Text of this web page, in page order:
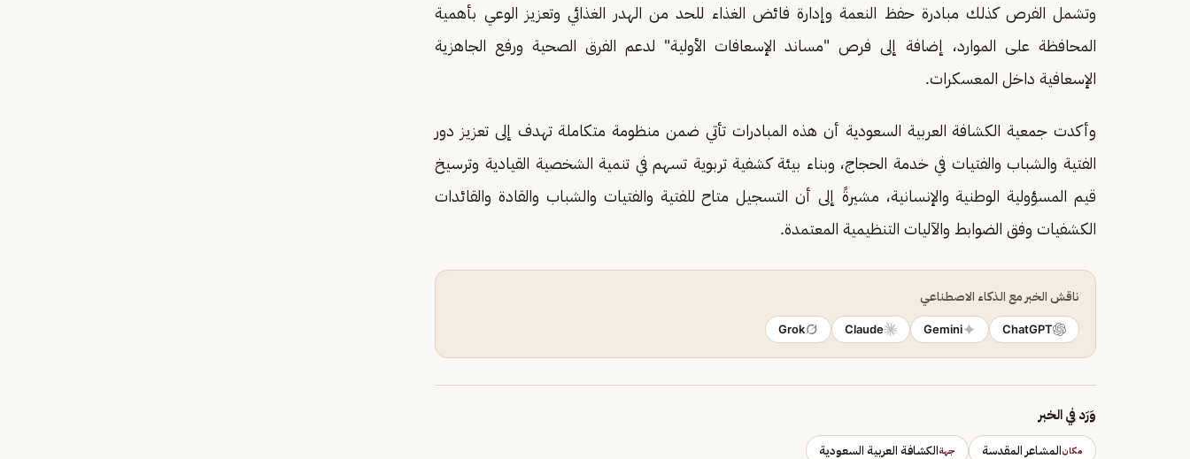
وتشمل الفرص كذلك مبادرة حفظ النعمة وإدارة فائض الغذاء للحد من الهدر الغذائي وتعزيز الوعي بأهمية
المحافظة على الموارد، إضافة إلى فرص "مساند الإسعافات الأولية" لدعم الفرق الصحية ورفع الجاهزية
الإسعافية داخل المعسكرات.
وأكدت جمعية الكشافة العربية السعودية أن هذه المبادرات تأتي ضمن منظومة متكاملة تهدف إلى تعزيز دور
الفتية والشباب والفتيات في خدمة الحجاج، وبناء بيئة كشفية تربوية تسهم في تنمية الشخصية القيادية وترسيخ
قيم المسؤولية الوطنية والإنسانية، مشيرةً إلى أن التسجيل متاح للفتية والفتيات والشباب والقادة والقائدات
الكشفيات وفق الضوابط والآليات التنظيمية المعتمدة.
ناقش الخبر مع الذكاء الاصطناعي
ChatGPT
Gemini
Claude
Grok
وَرَد في الخبر
مكانالمشاعر المقدسة جهةالكشافة العربية السعودية